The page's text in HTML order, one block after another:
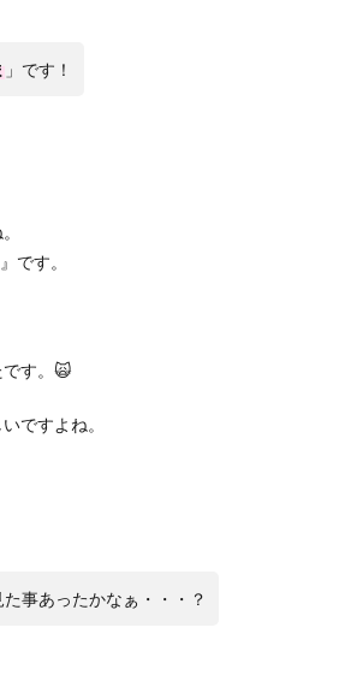
」です！
です。
す。 🙀
ですよね。
た事あったかなぁ・・・？